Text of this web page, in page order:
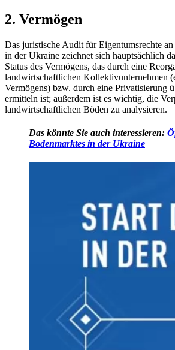
2. Vermögen
Das juristische Audit für Eigentumsrechte
in der Ukraine zeichnet sich hauptsächlich
Status des Vermögens, das durch eine
landwirtschaftlichen Kollektivunternehmen
Vermögens) bzw. durch eine Privatisierung
ermitteln ist; außerdem ist es wichtig, die
landwirtschaftlichen Böden zu analysieren.
Das könnte Sie auch interessieren:
Bodenmarktes in der Ukraine